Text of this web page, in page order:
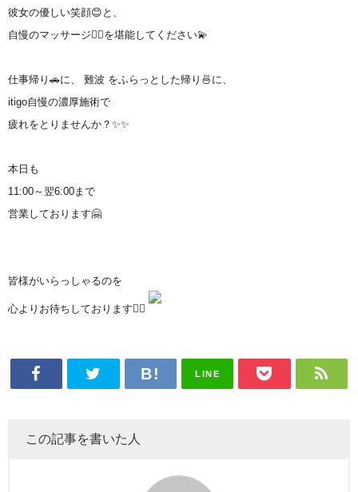
彼女の優しい笑顔😊と、
自慢のマッサージ💆‍♂️を堪能してください💫
仕事帰り🚗に、 難波 をふらっとした帰り🍜に、
itigo自慢の濃厚施術で
疲れをとりませんか？✨✨
本日も
11:00～翌6:00まで
営業しております🤗
皆様がいらっしゃるのを
心よりお待ちしております🙇‍♀️
LINE
この記事を書いた人